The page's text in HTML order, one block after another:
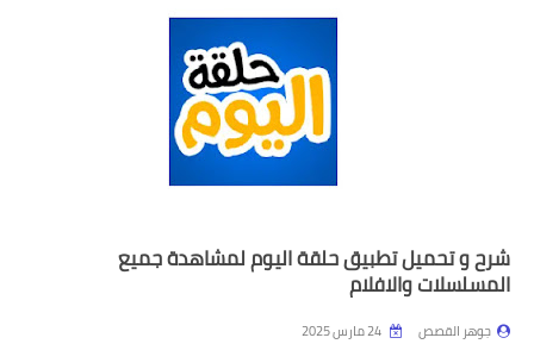
شرح و تحميل تطبيق حلقة اليوم لمشاهدة جميع
المسلسلات والافلام
جوهر القصص